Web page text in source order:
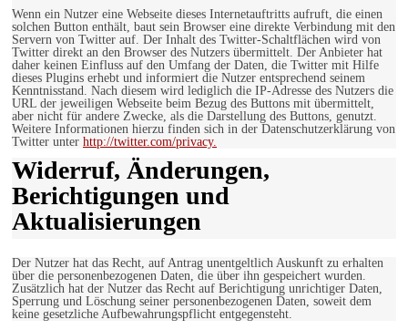
Wenn ein Nutzer eine Webseite dieses Internetauftritts aufruft, die einen
solchen Button enthält, baut sein Browser eine direkte Verbindung mit den
Servern von Twitter auf. Der Inhalt des Twitter-Schaltflächen wird von
Twitter direkt an den Browser des Nutzers übermittelt. Der Anbieter hat
daher keinen Einfluss auf den Umfang der Daten, die Twitter mit Hilfe
dieses Plugins erhebt und informiert die Nutzer entsprechend seinem
Kenntnisstand. Nach diesem wird lediglich die IP-Adresse des Nutzers die
URL der jeweiligen Webseite beim Bezug des Buttons mit übermittelt,
aber nicht für andere Zwecke, als die Darstellung des Buttons, genutzt.
Weitere Informationen hierzu finden sich in der Datenschutzerklärung von
Twitter unter http://twitter.com/privacy.
Widerruf, Änderungen,
Berichtigungen und
Aktualisierungen
Der Nutzer hat das Recht, auf Antrag unentgeltlich Auskunft zu erhalten
über die personenbezogenen Daten, die über ihn gespeichert wurden.
Zusätzlich hat der Nutzer das Recht auf Berichtigung unrichtiger Daten,
Sperrung und Löschung seiner personenbezogenen Daten, soweit dem
keine gesetzliche Aufbewahrungspflicht entgegensteht.